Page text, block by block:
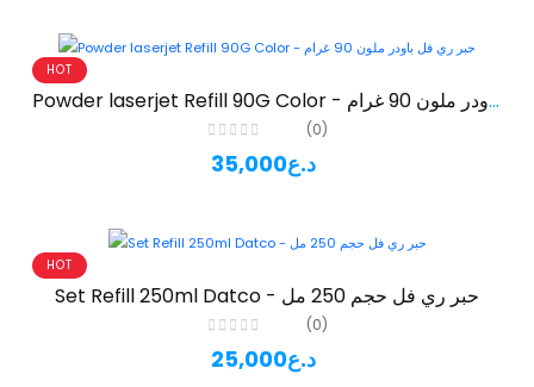
HOT
Powder laserjet Refill 90G Color - حبر ري فل باودر ملون 90 غرام
(0)
35,000د.ع
HOT
Set Refill 250ml Datco - حبر ري فل حجم 250 مل
(0)
25,000د.ع